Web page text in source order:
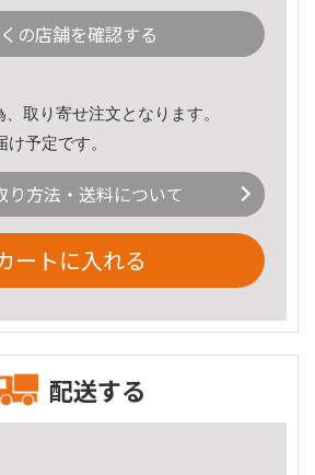
の店舗を確認する
取り寄せ注文となります。
予定です。
り方法・送料について
ートに入れる
配送する